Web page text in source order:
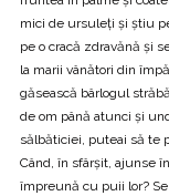
mici de ursuleți și știu
pe o cracă zdravănă și
la marii vânători din
găsească bârlogul
de om până atunci și
sălbăticiei, puteai să te
Când, în sfârşit, ajunse
împreună cu puii lor?